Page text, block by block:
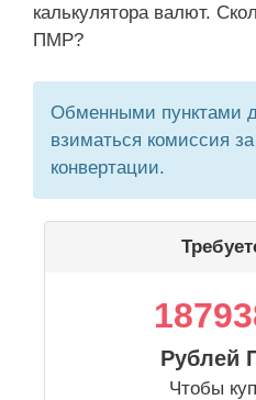
калькулятора валют.
ПМР?
Обменными пунктами
взиматься комиссия
конвертации.
Рублей
Чтобы